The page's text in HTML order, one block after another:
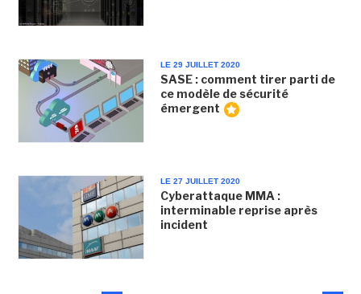
LE 29 JUILLET 2020
SASE : comment tirer parti de
ce modèle de sécurité
émergent
LE 27 JUILLET 2020
Cyberattaque MMA :
interminable reprise après
incident